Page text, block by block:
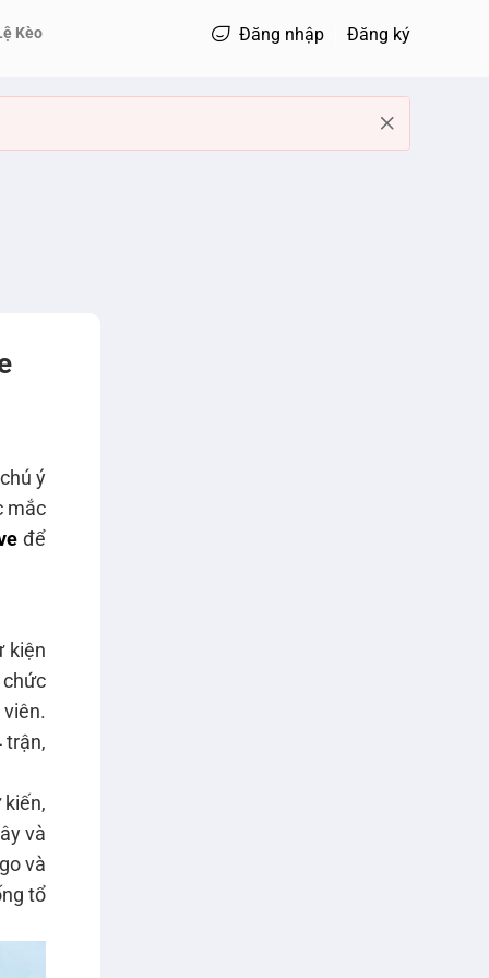
Kèo Đăng nhập Đăng ký
ý
mắc
để
kiện
trận,
kiến,
và
và
tổ